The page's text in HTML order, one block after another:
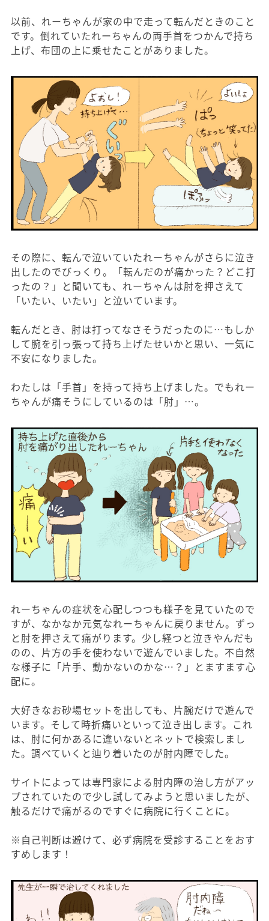
以前、れーちゃんが家の中で走って転んだときのこと
です。倒れていたれーちゃんの両手首をつかんで持ち
上げ、布団の上に乗せたことがありました。
その際に、転んで泣いていたれーちゃんがさらに泣き
出したのでびっくり。「転んだのが痛かった？どこ打
ったの？」と聞いても、れーちゃんは肘を押さえて
「いたい、いたい」と泣いています。
転んだとき、肘は打ってなさそうだったのに…もしか
して腕を引っ張って持ち上げたせいかと思い、一気に
不安になりました。
わたしは「手首」を持って持ち上げました。でもれー
ちゃんが痛そうにしているのは「肘」…。
れーちゃんの症状を心配しつつも様子を見ていたので
すが、なかなか元気なれーちゃんに戻りません。ずっ
と肘を押さえて痛がります。少し経つと泣きやんだも
のの、片方の手を使わないで遊んでいました。不自然
な様子に「片手、動かないのかな…？」とますます心
配に。
大好きなお砂場セットを出しても、片腕だけで遊んで
います。そして時折痛いといって泣き出します。これ
は、肘に何かあるに違いないとネットで検索しまし
た。調べていくと辿り着いたのが肘内障でした。
サイトによっては専門家による肘内障の治し方がアッ
プされていたので少し試してみようと思いましたが、
触るだけで痛がるのですぐに病院に行くことに。
※自己判断は避けて、必ず病院を受診することをおす
すめします！